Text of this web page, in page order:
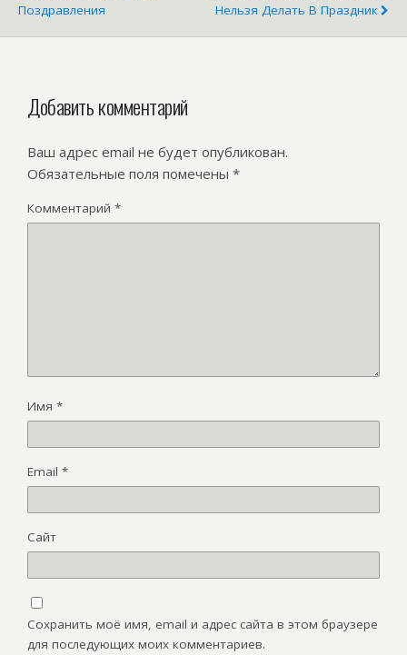
Поздравления
Нельзя Делать В Праздник
Добавить комментарий
Ваш адрес email не будет опубликован.
Обязательные поля помечены *
Комментарий *
Имя *
Email *
Сайт
Сохранить моё имя, email и адрес сайта в этом браузере
для последующих моих комментариев.